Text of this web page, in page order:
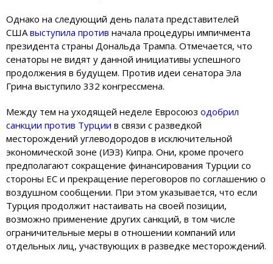
Однако на следующий день палата представителей
США выступила против начала процедуры импичмента
президента страны Дональда Трампа. Отмечается, что
сенаторы не видят у данной инициативы успешного
продолжения в будущем. Против идеи сенатора Эла
Грина выступило 332 конгрессмена.
Между тем на уходящей неделе Евросоюз одобрил
санкции против Турции в связи с разведкой
месторождений углеводородов в исключительной
экономической зоне (ИЭЗ) Кипра. Они, кроме прочего
предполагают сокращение финансирования Турции со
стороны ЕС и прекращение переговоров по соглашению о
воздушном сообщении. При этом указывается, что если
Турция продолжит настаивать на своей позиции,
возможно применение других санкций, в том числе
ограничительные меры в отношении компаний или
отдельных лиц, участвующих в разведке месторождений.